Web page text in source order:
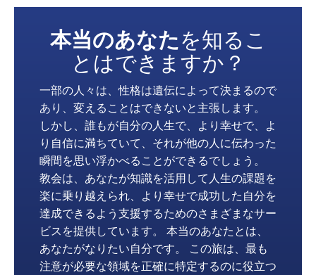
本当のあなたを知るこ
とはできますか？
一部の人々は、性格は遺伝によって決まるので
あり、変えることはできないと主張します。
しかし、誰もが自分の人生で、より幸せで、よ
り自信に満ちていて、それが他の人に伝わった
瞬間を思い浮かべることができるでしょう。
教会は、あなたが知識を活用して人生の課題を
楽に乗り越えられ、より幸せで成功した自分を
達成できるよう支援するためのさまざまなサー
ビスを提供しています。 本当のあなたとは、
あなたがなりたい自分です。 この旅は、最も
注意が必要な領域を正確に特定するのに役立つ